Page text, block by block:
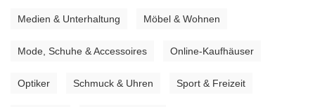
Medien & Unterhaltung
Möbel & Wohnen
Mode, Schuhe & Accessoires
Online-Kaufhäuser
Optiker
Schmuck & Uhren
Sport & Freizeit